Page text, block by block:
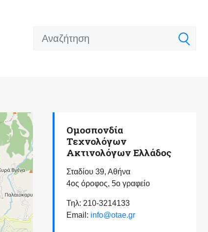
Ομοσπονδία
Τεχνολόγων
Ακτινολόγων Ελλάδος
Σταδίου 39, Αθήνα
4ος όροφος, 5ο γραφείο
Τηλ: 210-3214133
Email: info@otae.gr